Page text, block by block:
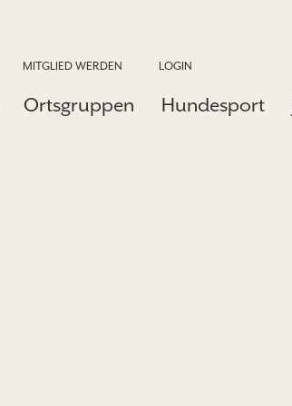
MITGLIED WERDEN LOGIN
Ortsgruppen Hundesport